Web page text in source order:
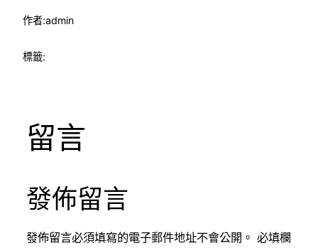
作者:admin
標籤:
留言
發佈留言
發佈留言必須填寫的電子郵件地址不會公開。 必填欄